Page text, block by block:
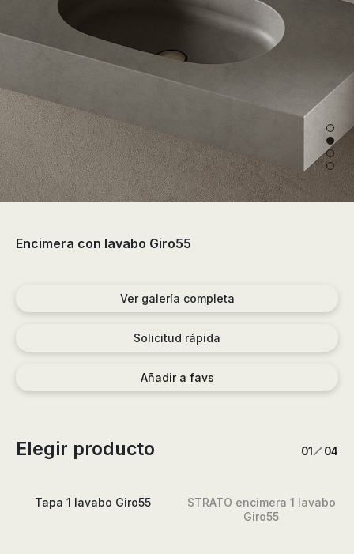
accesorios…
Encimera con lavabo Giro55
Ver galería completa
Solicitud rápida
Añadir a favs
Elegir producto 1/ 4
Tapa 1 lavabo Giro55
STRATO encimera 1 lavabo
Giro55